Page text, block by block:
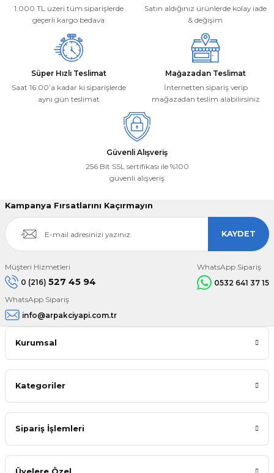
1.000 TL üzeri tüm siparişlerde
geçerli kargo bedava
Satın aldığınız ürünlerde kolay iade
& değişim
Süper Hızlı Teslimat
Saat 16:00’a kadar ki siparişlerde
aynı gün teslimat
Mağazadan Teslimat
İnternetten sipariş verip
mağazadan teslim alabilirsiniz
Güvenli Alışveriş
256 Bit SSL sertifikası ile %100
güvenli alışveriş
Kampanya Fırsatlarını Kaçırmayın
KAYDET
Müşteri Hizmetleri
0 (216) 527 45 94
WhatsApp Sipariş
0532 641 37 15
WhatsApp Sipariş
info@arpakciyapi.com.tr
Kurumsal
Kategoriler
Sipariş İşlemleri